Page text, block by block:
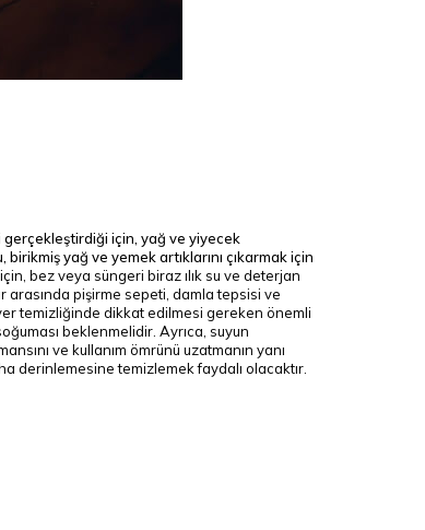
gerçekleştirdiği için, yağ ve yiyecek
yağ ve yemek artıklarını çıkarmak için
bez veya süngeri biraz ılık su ve deterjan
arasında pişirme sepeti, damla tepsisi ve
temizliğinde dikkat edilmesi gereken önemli
beklenmelidir. Ayrıca, suyun
ve kullanım ömrünü uzatmanın yanı
derinlemesine temizlemek faydalı olacaktır.